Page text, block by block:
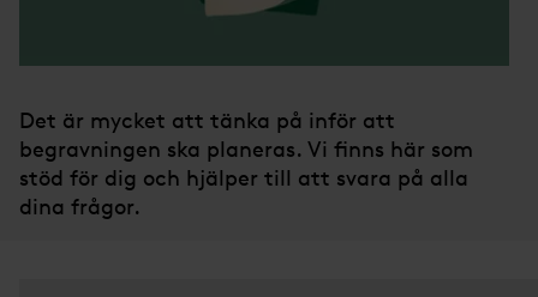
Det är mycket att tänka på inför att
begravningen ska planeras. Vi finns här som
stöd för dig och hjälper till att svara på alla
dina frågor.